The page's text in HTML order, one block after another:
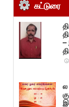
கட்டுரை
–